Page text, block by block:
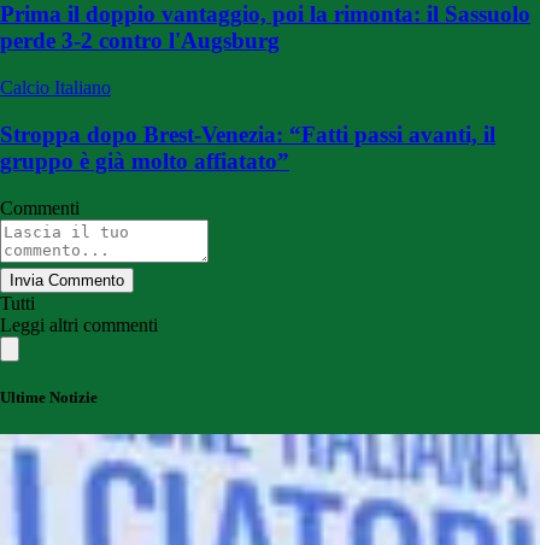
Prima il doppio vantaggio, poi la rimonta: il Sassuolo
perde 3-2 contro l'Augsburg
Calcio Italiano
Stroppa dopo Brest-Venezia: “Fatti passi avanti, il
gruppo è già molto affiatato”
Commenti
Invia Commento
Tutti
Leggi altri commenti
Ultime Notizie